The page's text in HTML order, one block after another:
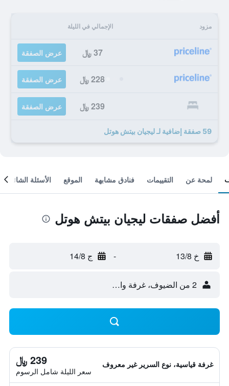
مزود الإجمالي في الليلة
37 ﷼ عرض الصفقة
228 ﷼ عرض الصفقة
239 ﷼ عرض الصفقة
59 صفقة إضافية لـ ليجيان بيتش هوتل
لمحة عن التقييمات فنادق مشابهة الموقع الأسئلة الشائعة
أفضل صفقات ليجيان بيتش هوتل
خ 13/8 - ج 14/8
2 من الضيوف، غرفة واحدة
غرفة قياسية، نوع السرير غير معروف 239 ﷼
سعر الليلة شامل الرسوم